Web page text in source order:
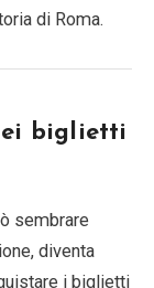
di Roma.
biglietti
sembrare
diventa
i biglietti